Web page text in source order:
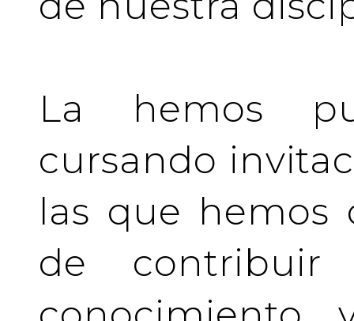
La hemos
cursando
las que hemos
de contribuir